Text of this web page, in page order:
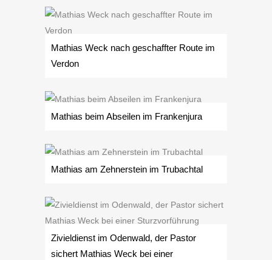
Mathias Weck nach geschaffter Route im
Verdon
Mathias beim Abseilen im Frankenjura
Mathias am Zehnerstein im Trubachtal
Zivieldienst im Odenwald, der Pastor
sichert Mathias Weck bei einer